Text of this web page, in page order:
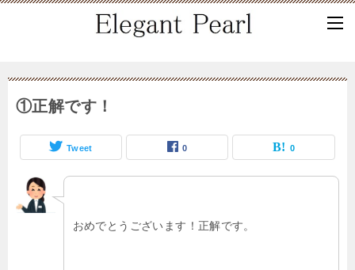
①正解です！
Tweet 0 0
おめでとうございます！正解です。